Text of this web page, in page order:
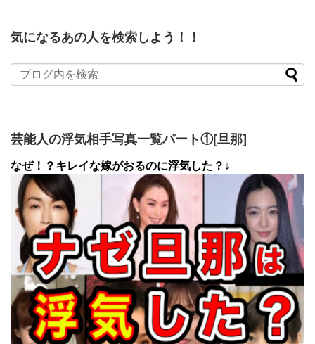
気になるあの人を検索しよう！！
芸能人の浮気相手写真一覧パート①[旦那]
なぜ！？キレイな嫁がおるのに浮気した？↓